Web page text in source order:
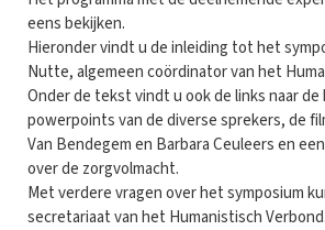
eens bekijken.
Hieronder vindt u de inleiding tot het
Nutte, algemeen coördinator van het
Onder de tekst vindt u ook de links naar de
powerpoints van de diverse sprekers, de
Van Bendegem en Barbara Ceuleers en
over de zorgvolmacht.
Met verdere vragen over het symposium
secretariaat van het Humanistisch Verbond.